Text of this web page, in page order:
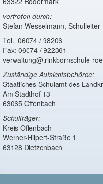
vertreten durch:
Stefan Wesselmann, Schulleiter
Tel.: 06074 / 98206
Fax: 06074 / 922361
verwaltung@trinkbornschule-
Zuständige Aufsichtsbehörde:
Staatliches Schulamt des
Am Stadthof 13
63065 Offenbach
Schulträger:
Kreis Offenbach
Werner-Hilpert-Straße 1
63128 Dietzenbach